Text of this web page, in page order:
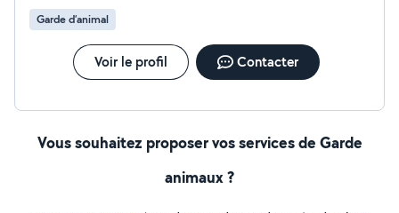
Garde d’animal
Voir le profil Contacter
Vous souhaitez proposer vos services de Garde
animaux ?